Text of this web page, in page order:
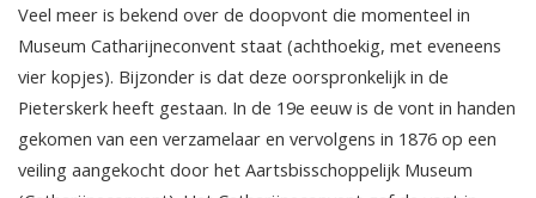
Veel meer is bekend over de doopvont die momenteel in
Museum Catharijneconvent staat (achthoekig, met eveneens
vier kopjes). Bijzonder is dat deze oorspronkelijk in de
Pieterskerk heeft gestaan. In de 19e eeuw is de vont in handen
gekomen van een verzamelaar en vervolgens in 1876 op een
veiling aangekocht door het Aartsbisschoppelijk Museum